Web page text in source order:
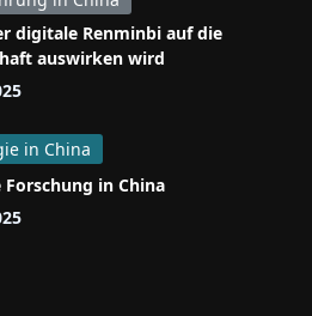
digitale Renminbi auf die
auswirken wird
in China
Forschung in China